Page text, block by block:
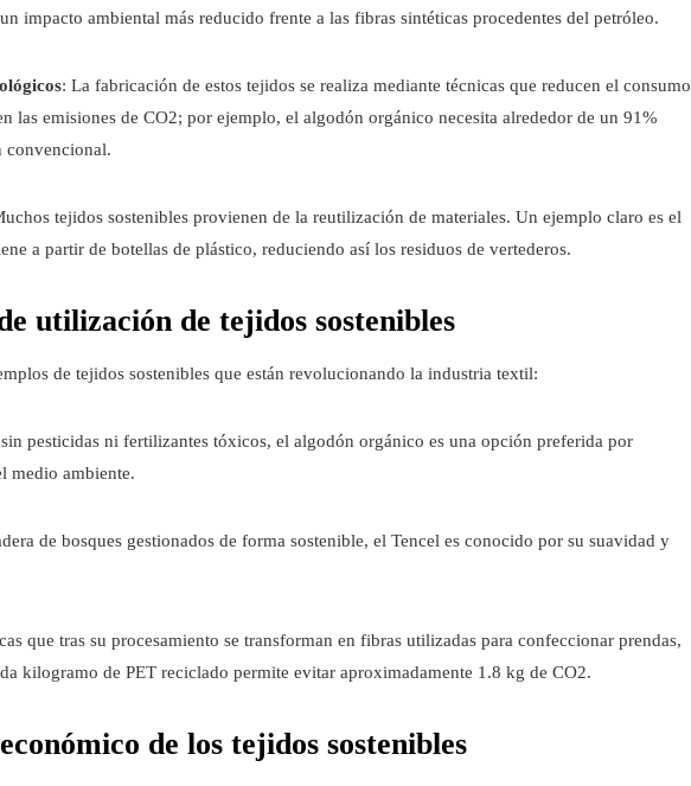
impacto ambiental más reducido frente a las fibras sintéticas procedentes del petróleo.
: La fabricación de estos tejidos se realiza mediante técnicas que reducen el consumo
las emisiones de CO2; por ejemplo, el algodón orgánico necesita alrededor de un 91%
convencional.
tejidos sostenibles provienen de la reutilización de materiales. Un ejemplo claro es el
a partir de botellas de plástico, reduciendo así los residuos de vertederos.
utilización de tejidos sostenibles
de tejidos sostenibles que están revolucionando la industria textil:
pesticidas ni fertilizantes tóxicos, el algodón orgánico es una opción preferida por
medio ambiente.
de bosques gestionados de forma sostenible, el Tencel es conocido por su suavidad y
que tras su procesamiento se transforman en fibras utilizadas para confeccionar prendas,
kilogramo de PET reciclado permite evitar aproximadamente 1.8 kg de CO2.
de los tejidos sostenibles